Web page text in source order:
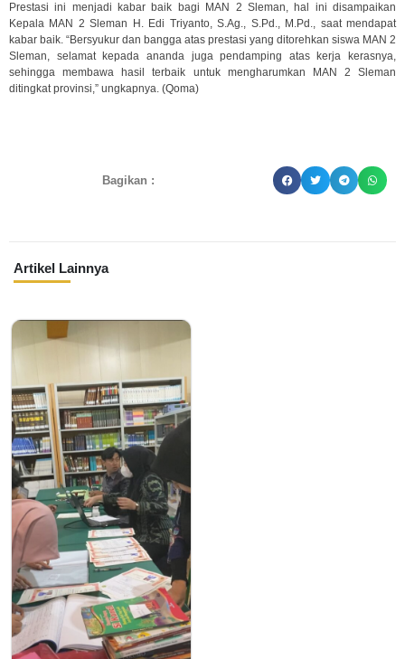
Prestasi ini menjadi kabar baik bagi MAN 2 Sleman, hal ini disampaikan
Kepala MAN 2 Sleman H. Edi Triyanto, S.Ag., S.Pd., M.Pd., saat mendapat
kabar baik. “Bersyukur dan bangga atas prestasi yang ditorehkan siswa MAN 2
Sleman, selamat kepada ananda juga pendamping atas kerja kerasnya,
sehingga membawa hasil terbaik untuk mengharumkan MAN 2 Sleman
ditingkat provinsi,” ungkapnya. (Qoma)
Bagikan :
Artikel Lainnya